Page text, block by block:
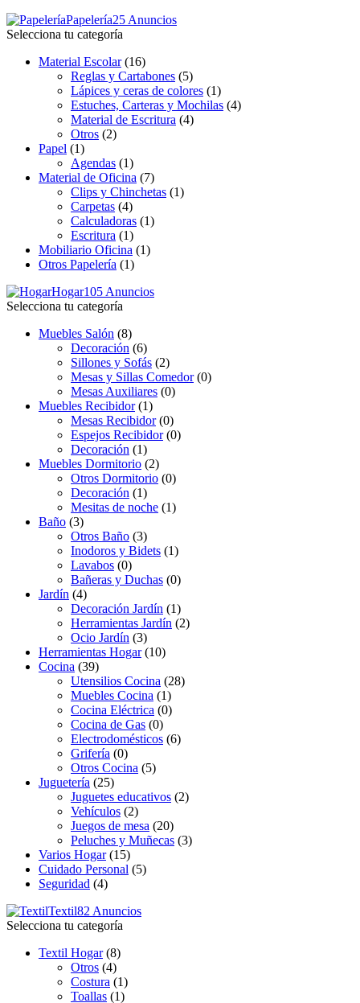
Papelería25 Anuncios
Selecciona tu categoría
Material Escolar(16)
Reglas y Cartabones (5)
Lápices y ceras de colores (1)
Estuches, Carteras y Mochilas (4)
Material de Escritura (4)
Otros (2)
Papel (1)
Agendas (1)
Material de Oficina (7)
Clips y Chinchetas (1)
Carpetas (4)
Calculadoras (1)
Escritura (1)
Mobiliario Oficina (1)
Otros Papelería (1)
Hogar105 Anuncios
Selecciona tu categoría
Muebles Salón (8)
Decoración (6)
Sillones y Sofás (2)
Mesas y Sillas Comedor(0)
Mesas Auxiliares (0)
Muebles Recibidor(1)
Mesas Recibidor(0)
Espejos Recibidor(0)
Decoración (1)
Muebles Dormitorio (2)
Otros Dormitorio (0)
Decoración (1)
Mesitas de noche (1)
Baño (3)
Otros Baño (3)
Inodoros y Bidets (1)
Lavabos (0)
Bañeras y Duchas (0)
Jardín (4)
Decoración Jardín (1)
Herramientas Jardín (2)
Ocio Jardín (3)
Herramientas Hogar(10)
Cocina (39)
Utensilios Cocina (28)
Muebles Cocina (1)
Cocina Eléctrica (0)
Cocina de Gas (0)
Electrodomésticos (6)
Grifería (0)
Otros Cocina (5)
Juguetería (25)
Juguetes educativos (2)
Vehículos (2)
Juegos de mesa (20)
Peluches y Muñecas (3)
Varios Hogar(15)
Cuidado Personal (5)
Seguridad (4)
Textil82 Anuncios
Selecciona tu categoría
Textil Hogar(8)
Otros (4)
Costura (1)
Toallas (1)